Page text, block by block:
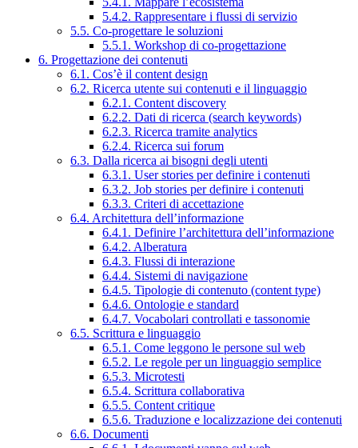
5.4.2. Rappresentare i flussi di servizio
5.5. Co-progettare le soluzioni
5.5.1. Workshop di co-progettazione
6. Progettazione dei contenuti
6.1. Cos’è il content design
6.2. Ricerca utente sui contenuti e il linguaggio
6.2.1. Content discovery
6.2.2. Dati di ricerca (search keywords)
6.2.3. Ricerca tramite analytics
6.2.4. Ricerca sui forum
6.3. Dalla ricerca ai bisogni degli utenti
6.3.1. User stories per definire i contenuti
6.3.2. Job stories per definire i contenuti
6.3.3. Criteri di accettazione
6.4. Architettura dell’informazione
6.4.1. Definire l’architettura dell’informazione
6.4.2. Alberatura
6.4.3. Flussi di interazione
6.4.4. Sistemi di navigazione
6.4.5. Tipologie di contenuto (content type)
6.4.6. Ontologie e standard
6.4.7. Vocabolari controllati e tassonomie
6.5. Scrittura e linguaggio
6.5.1. Come leggono le persone sul web
6.5.2. Le regole per un linguaggio semplice
6.5.3. Microtesti
6.5.4. Scrittura collaborativa
6.5.5. Content critique
6.5.6. Traduzione e localizzazione dei contenuti
6.6. Documenti